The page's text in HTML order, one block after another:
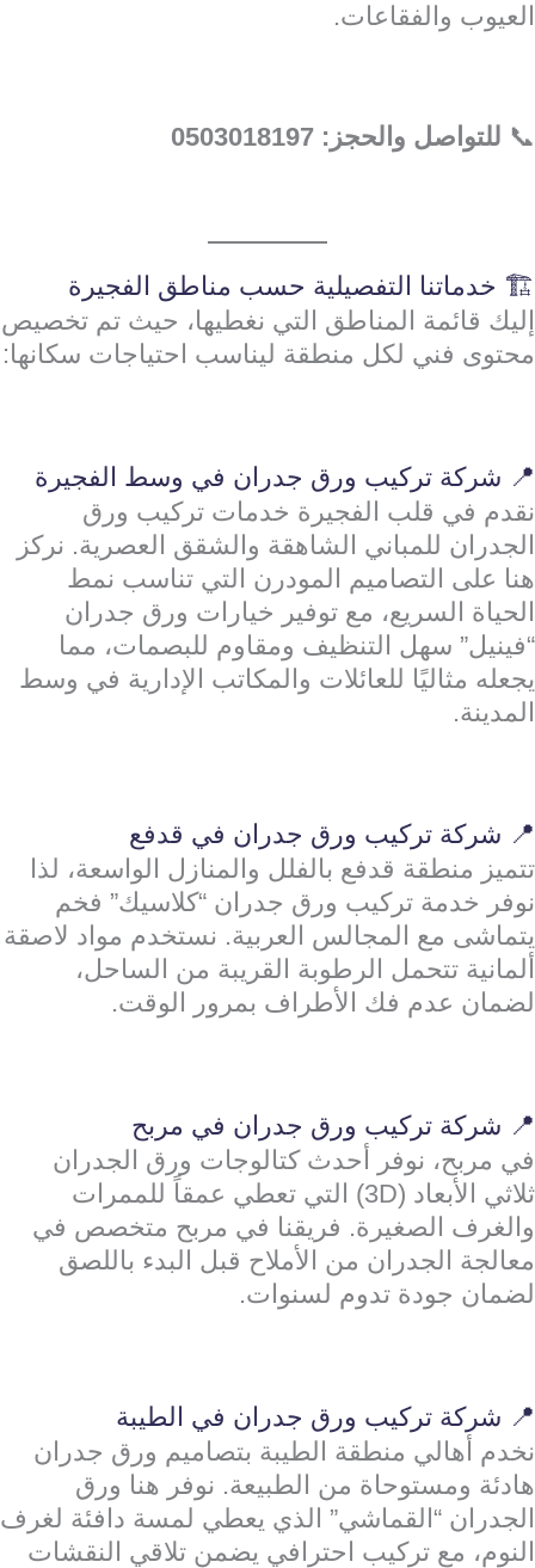
العيوب والفقاعات.
📞 للتواصل والحجز: 0503018197
🏗️ خدماتنا التفصيلية حسب مناطق الفجيرة
إليك قائمة المناطق التي نغطيها، حيث تم تخصيص
محتوى فني لكل منطقة ليناسب احتياجات سكانها:
📍 شركة تركيب ورق جدران في وسط الفجيرة
نقدم في قلب الفجيرة خدمات تركيب ورق
الجدران للمباني الشاهقة والشقق العصرية. نركز
هنا على التصاميم المودرن التي تناسب نمط
الحياة السريع، مع توفير خيارات ورق جدران
“فينيل” سهل التنظيف ومقاوم للبصمات، مما
يجعله مثاليًا للعائلات والمكاتب الإدارية في وسط
المدينة.
📍 شركة تركيب ورق جدران في قدفع
تتميز منطقة قدفع بالفلل والمنازل الواسعة، لذا
نوفر خدمة تركيب ورق جدران “كلاسيك” فخم
يتماشى مع المجالس العربية. نستخدم مواد لاصقة
ألمانية تتحمل الرطوبة القريبة من الساحل،
لضمان عدم فك الأطراف بمرور الوقت.
📍 شركة تركيب ورق جدران في مربح
في مربح، نوفر أحدث كتالوجات ورق الجدران
ثلاثي الأبعاد (3D) التي تعطي عمقاً للممرات
والغرف الصغيرة. فريقنا في مربح متخصص في
معالجة الجدران من الأملاح قبل البدء باللصق
لضمان جودة تدوم لسنوات.
📍 شركة تركيب ورق جدران في الطيبة
نخدم أهالي منطقة الطيبة بتصاميم ورق جدران
هادئة ومستوحاة من الطبيعة. نوفر هنا ورق
الجدران “القماشي” الذي يعطي لمسة دافئة لغرف
النوم، مع تركيب احترافي يضمن تلاقي النقشات